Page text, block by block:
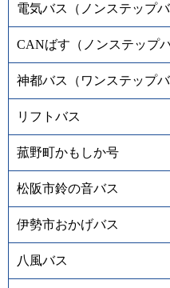
電気バス（ノンステップバ
CANばす（ノンステップバ
神都バス（ワンステップバ
リフトバス
菰野町かもしか号
松阪市鈴の音バス
伊勢市おかげバス
八風バス